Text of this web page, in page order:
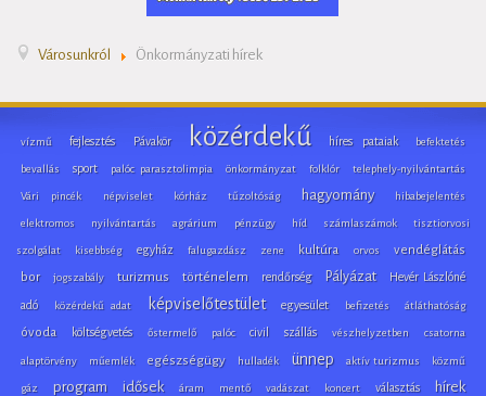
Városunkról Önkormányzati hírek
vízmű fejlesztés Pávakör közérdekű híres pataiak befektetés
bevallás sport palóc parasztolimpia önkormányzat folklór telephely-nyilvántartás
Vári pincék népviselet kórház tűzoltóság hagyomány hibabejelentés
elektromos nyilvántartás agrárium pénzügy híd számlaszámok tisztiorvosi
szolgálat kisebbség egyház falugazdász zene kultúra orvos
vendéglátás
bor
jogszabály turizmus történelem rendőrség Pályázat Hevér Lászlóné
adó közérdekű adat képviselőtestület egyesület befizetés átláthatóság
óvoda költségvetés őstermelő palóc civil szállás vészhelyzetben csatorna
alaptörvény műemlék egészségügy hulladék ünnep aktív turizmus közmű
gáz program idősek áram mentő vadászat koncert választás hírek